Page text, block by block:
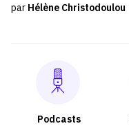
par Hélène Christodoulou
Podcasts